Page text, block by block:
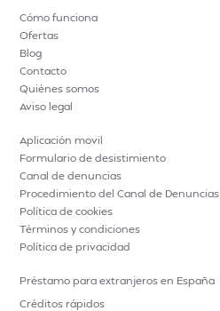
Cómo funciona
Ofertas
Blog
Contacto
Quiénes somos
Aviso legal
Aplicación movil
Formulario de desistimiento
Canal de denuncias
Procedimiento del Canal de Denuncias
Política de cookies
Términos y condiciones
Política de privacidad
Préstamo para extranjeros en España
Créditos rápidos